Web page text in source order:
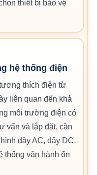
thiết bị bảo vệ
hệ thống điện
thích điện từ
liên quan đến khả
môi trường điện có
vấn và lắp đặt, cần
dây AC, dây DC,
thống vận hành ổn